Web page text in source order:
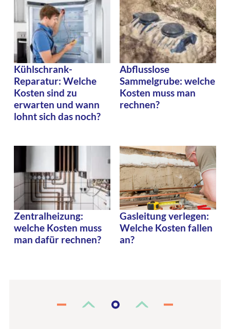
Kühlschrank-
Reparatur: Welche
Kosten sind zu
erwarten und wann
lohnt sich das noch?
Abflusslose
Sammelgrube: welche
Kosten muss man
rechnen?
Zentralheizung:
welche Kosten muss
man dafür rechnen?
Gasleitung verlegen:
Welche Kosten fallen
an?